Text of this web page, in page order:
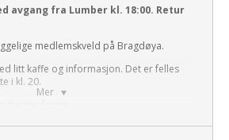
Mer
avgang fra Lumber kl. 18:00. Retur
medlemskveld på Bragdøya.
litt kaffe og informasjon. Det er felles
i kl. 20.
lage fender